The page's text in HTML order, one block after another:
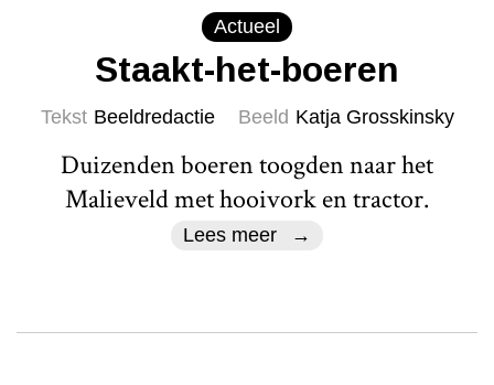
Actueel
Staakt-het-boeren
Tekst Beeldredactie Beeld Katja Grosskinsky
Duizenden boeren toogden naar het
Malieveld met hooivork en tractor.
Lees meer